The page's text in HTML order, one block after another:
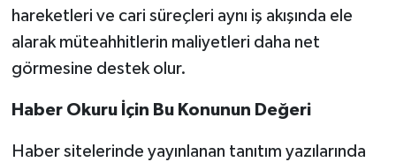
hareketleri ve cari süreçleri aynı iş akışında ele
alarak müteahhitlerin maliyetleri daha net
görmesine destek olur.
Haber Okuru İçin Bu Konunun Değeri
Haber sitelerinde yayınlanan tanıtım yazılarında